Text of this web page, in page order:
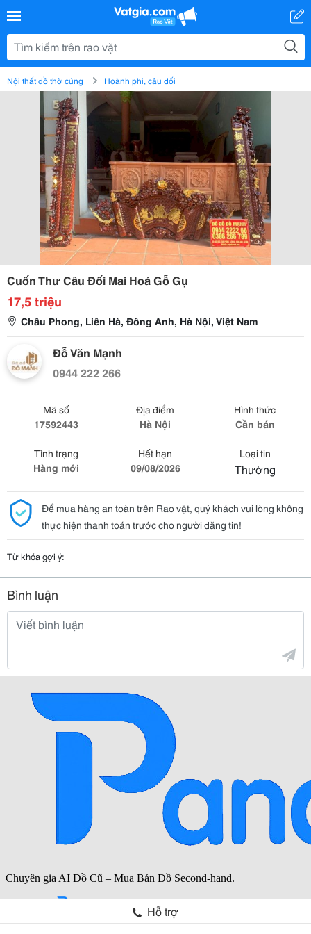
Nội thất đồ thờ cúng Hoành phi, câu đối
Cuốn Thư Câu Đối Mai Hoá Gỗ Gụ
17,5 triệu
Châu Phong, Liên Hà, Đông Anh, Hà Nội, Việt Nam
Đỗ Văn Mạnh
0944 222 266
Mã số
17592443
Địa điểm
Hà Nội
Hình thức
Cần bán
Tình trạng
Hàng mới
Hết hạn
09/08/2026
Loại tin
Thường
Để mua hàng an toàn trên Rao vặt, quý khách vui lòng không
thực hiện thanh toán trước cho người đăng tin!
Từ khóa gợi ý:
Bình luận
Hỗ trợ